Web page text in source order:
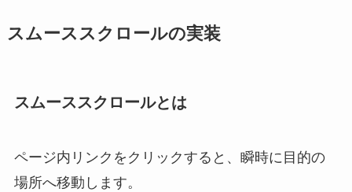
スムーススクロールの実装
スムーススクロールとは
ページ内リンクをクリックすると、瞬時に目的の
場所へ移動します。